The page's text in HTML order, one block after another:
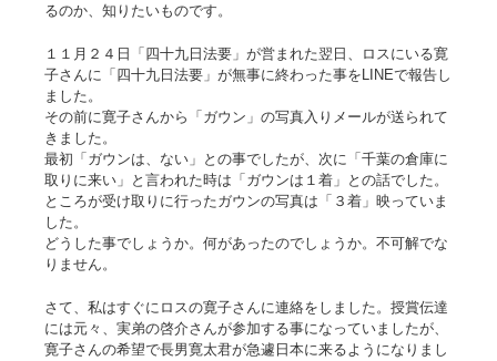
るのか、知りたいものです。
１１月２４日「四十九日法要」が営まれた翌日、ロスにいる寛
子さんに「四十九日法要」が無事に終わった事をLINEで報告し
ました。
その前に寛子さんから「ガウン」の写真入りメールが送られて
きました。
最初「ガウンは、ない」との事でしたが、次に「千葉の倉庫に
取りに来い」と言われた時は「ガウンは１着」との話でした。
ところが受け取りに行ったガウンの写真は「３着」映っていま
した。
どうした事でしょうか。何があったのでしょうか。不可解でな
りません。
さて、私はすぐにロスの寛子さんに連絡をしました。授賞伝達
には元々、実弟の啓介さんが参加する事になっていましたが、
寛子さんの希望で長男寛太君が急遽日本に来るようになりまし